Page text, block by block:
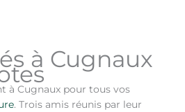
à Cugnaux
à Cugnaux pour tous vos
. Trois amis réunis par leur